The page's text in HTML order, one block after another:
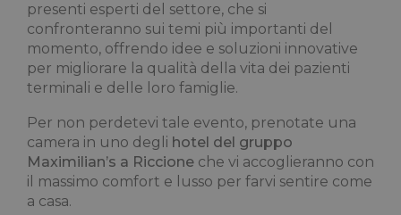
presenti esperti del settore, che si
confronteranno sui temi più importanti del
momento, offrendo idee e soluzioni innovative
per migliorare la qualità della vita dei pazienti
terminali e delle loro famiglie.
Per non perdetevi tale evento, prenotate una
camera in uno degli hotel del gruppo
Maximilian’s a Riccione che vi accoglieranno con
il massimo comfort e lusso per farvi sentire come
a casa.